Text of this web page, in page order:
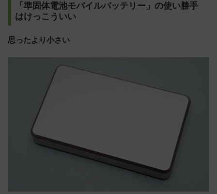
「準固体電池モバイルバッテリー」の使い勝手
はけっこういい
思ったより小さい